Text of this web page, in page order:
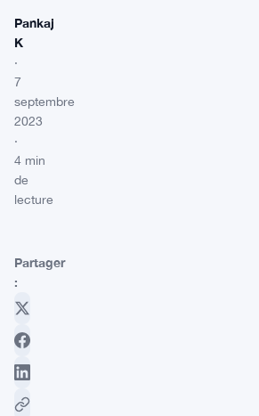
Pankaj
K
·
7
septembre
2023
·
4 min
de
lecture
Partager
: